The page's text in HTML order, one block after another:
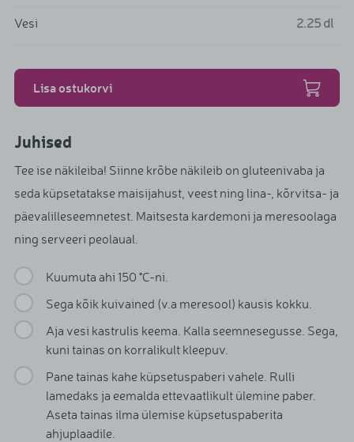
Vesi 2.25 dl
Lisa ostukorvi
Juhised
Tee ise näkileiba! Siinne krõbe näkileib on gluteenivaba ja
seda küpsetatakse maisijahust, veest ning lina-, kõrvitsa- ja
päevalilleseemnetest. Maitsesta kardemoni ja meresoolaga
ning serveeri peolaual.
Kuumuta ahi 150 °C-ni.
Sega kõik kuivained (v.a meresool) kausis kokku.
Aja vesi kastrulis keema. Kalla seemnesegusse. Sega,
kuni tainas on korralikult kleepuv.
Pane tainas kahe küpsetuspaberi vahele. Rulli
lamedaks ja eemalda ettevaatlikult ülemine paber.
Aseta tainas ilma ülemise küpsetuspaberita
ahjuplaadile.